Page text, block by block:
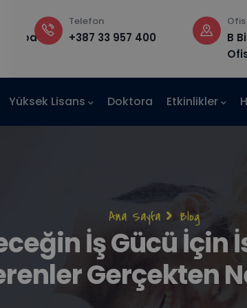
Telefon
+387 33 957 400
Ofis
B
Yüksek Lisans Doktora Etkinlikler
Sayfa
yolu
Ana Sayfa Blog
İş Gücü İçin
Gerçekten